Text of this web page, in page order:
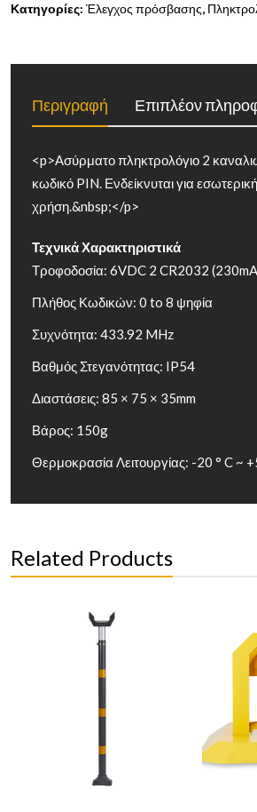
Κατηγορίες: Έλεγχος πρόσβασης,
Περιγραφή Επιπλέον
<p>Ασύρματο πληκτρολόγιο 2
κωδικό PIN. Ενδείκνυται για
χρήση.&nbsp;</p>
Τεχνικά Χαρακτηριστικά
Τροφοδοσία: 6VDC 2 CR2032
Πλήθος Κωδικών: 0 to 8 ψηφία
Συχνότητα: 433.92 MHz
Βαθμός Στεγανότητας: IP54
Διαστάσεις: 85 × 75 × 35mm
Βάρος: 150g
Θερμοκρασία Λειτουργίας: -20 ° C ~
Related Products